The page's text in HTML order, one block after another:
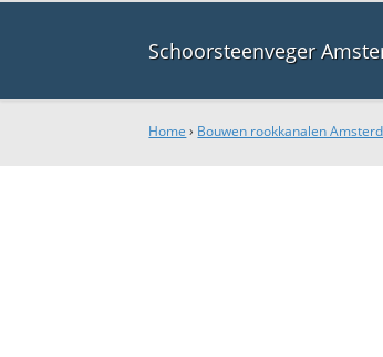
Schoorsteenveger
Home › Bouwen rookkanalen